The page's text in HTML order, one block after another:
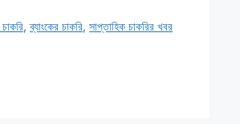
,ব্যাংকের চাকরি,সাপ্তাহিক চাকরির খবর